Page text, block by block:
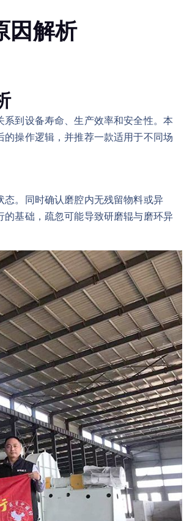
因解析
到设备寿命、生产效率和安全性。本
操作逻辑，并推荐一款适用于不同场
。同时确认磨腔内无残留物料或异
基础，疏忽可能导致研磨辊与磨环异